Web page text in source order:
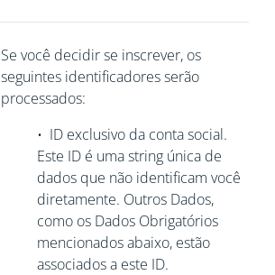
Se você decidir se inscrever, os
seguintes identificadores serão
processados:
• ID exclusivo da conta social.
Este ID é uma string única de
dados que não identificam você
diretamente. Outros Dados,
como os Dados Obrigatórios
mencionados abaixo, estão
associados a este ID.